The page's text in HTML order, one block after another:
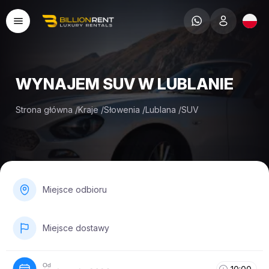
WYNAJEM SUV W LUBLANIE
Strona główna /Kraje /Słowenia /Lublana /SUV
Miejsce odbioru
Miejsce dostawy
Od